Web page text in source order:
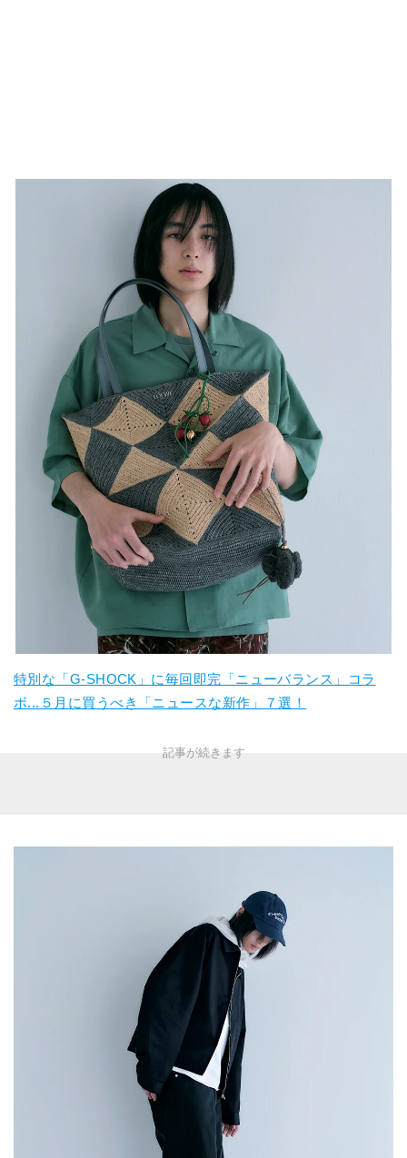
特別な「G-SHOCK」に毎回即完「ニューバランス」コラ
ボ...５月に買うべき「ニュースな新作」７選！